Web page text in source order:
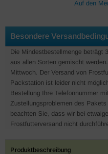
Besondere
Die Mindestbestellmenge beträgt
aus allen Sorten gemischt
Mittwoch. Der Versand von
Packstation ist leider nicht
Bestellung Ihre Telefonnummer
Zustellungsproblemen des
beachten Sie, dass wir bei
Frostfutterversand nicht
Produktbeschreibung